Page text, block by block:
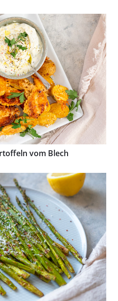
vom Blech